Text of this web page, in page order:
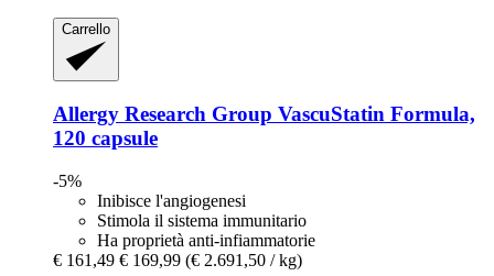
Carrello
Allergy Research Group VascuStatin Formula,
120 capsule
-5%
Inibisce l'angiogenesi
Stimola il sistema immunitario
Ha proprietà anti-infiammatorie
€ 161,49 € 169,99 (€ 2.691,50 / kg)